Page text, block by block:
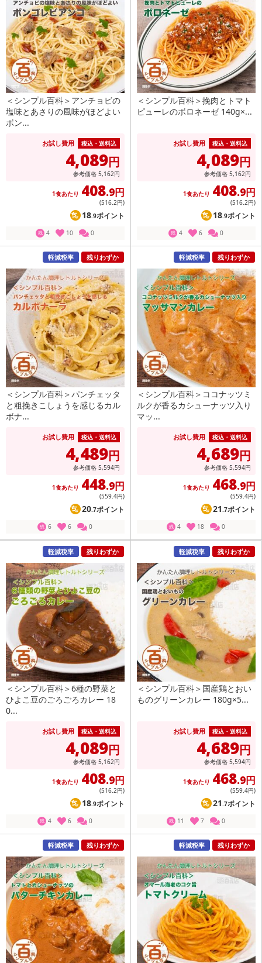
＜シンプル百科＞アンチョビの
塩味とあさりの風味がほどよい
ボン...
お試し費用 税込・送料込
4,089円
参考価格 5,162円
1食あたり 408.9円
(516.2円)
18.9ポイント
残 4 10 0
＜シンプル百科＞挽肉とトマト
ピューレのボロネーゼ 140g×...
お試し費用 税込・送料込
4,089円
参考価格 5,162円
1食あたり 408.9円
(516.2円)
18.9ポイント
残 4 6 0
軽減税率 残りわずか
＜シンプル百科＞パンチェッタ
と粗挽きこしょうを感じるカル
ボナ...
お試し費用 税込・送料込
4,489円
参考価格 5,594円
1食あたり 448.9円
(559.4円)
20.7ポイント
残 6 6 0
軽減税率 残りわずか
＜シンプル百科＞ココナッツミ
ルクが香るカシューナッツ入り
マッ...
お試し費用 税込・送料込
4,689円
参考価格 5,594円
1食あたり 468.9円
(559.4円)
21.7ポイント
残 4 18 0
軽減税率 残りわずか
＜シンプル百科＞6種の野菜と
ひよこ豆のごろごろカレー 18
0...
お試し費用 税込・送料込
4,089円
参考価格 5,162円
1食あたり 408.9円
(516.2円)
18.9ポイント
残 4 6 0
軽減税率 残りわずか
＜シンプル百科＞国産鶏とおい
ものグリーンカレー 180g×5...
お試し費用 税込・送料込
4,689円
参考価格 5,594円
1食あたり 468.9円
(559.4円)
21.7ポイント
残 11 7 0
軽減税率 残りわずか 軽減税率 残りわずか